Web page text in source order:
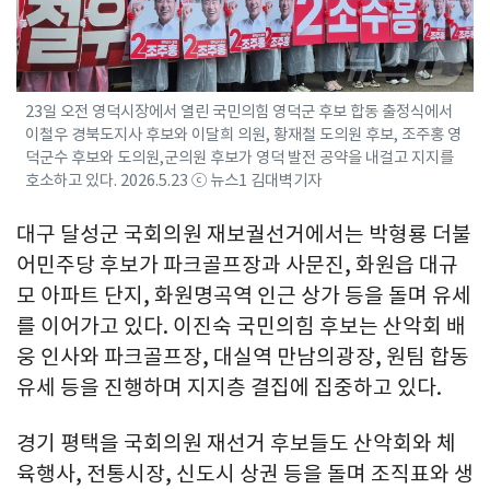
23일 오전 영덕시장에서 열린 국민의힘 영덕군 후보 합동 출정식에서
이철우 경북도지사 후보와 이달희 의원, 황재철 도의원 후보, 조주홍 영
덕군수 후보와 도의원,군의원 후보가 영덕 발전 공약을 내걸고 지지를
호소하고 있다. 2026.5.23 ⓒ 뉴스1 김대벽기자
대구 달성군 국회의원 재보궐선거에서는 박형룡 더불
어민주당 후보가 파크골프장과 사문진, 화원읍 대규
모 아파트 단지, 화원명곡역 인근 상가 등을 돌며 유세
를 이어가고 있다. 이진숙 국민의힘 후보는 산악회 배
웅 인사와 파크골프장, 대실역 만남의광장, 원팀 합동
유세 등을 진행하며 지지층 결집에 집중하고 있다.
경기 평택을 국회의원 재선거 후보들도 산악회와 체
육행사, 전통시장, 신도시 상권 등을 돌며 조직표와 생